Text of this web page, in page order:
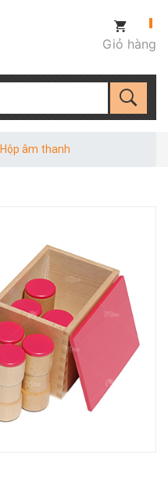
Giỏ hàng
Hộp âm thanh